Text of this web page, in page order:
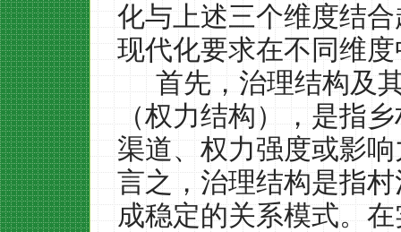
化与上述三个维度结
现代化要求在不同维
首先，治理结构及
（权力结构），是指
渠道、权力强度或影
言之，治理结构是指
成稳定的关系模式。